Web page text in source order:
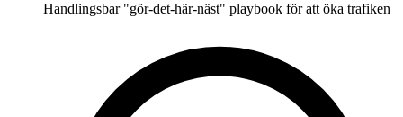
Handlingsbar "gör-det-här-näst" playbook för att öka trafiken